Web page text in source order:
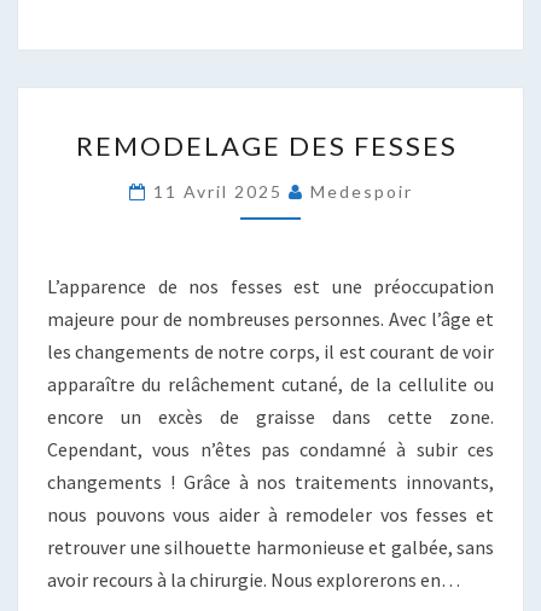
DES
REMODELAGE DES FESSES
11 Avril 2025 Medespoir
L’apparence de nos fesses est une préoccupation
majeure pour de nombreuses personnes. Avec l’âge et
les changements de notre corps, il est courant de voir
apparaître du relâchement cutané, de la cellulite ou
encore un excès de graisse dans cette zone.
Cependant, vous n’êtes pas condamné à subir ces
changements ! Grâce à nos traitements innovants,
nous pouvons vous aider à remodeler vos fesses et
retrouver une silhouette harmonieuse et galbée, sans
avoir recours à la chirurgie. Nous explorerons en…